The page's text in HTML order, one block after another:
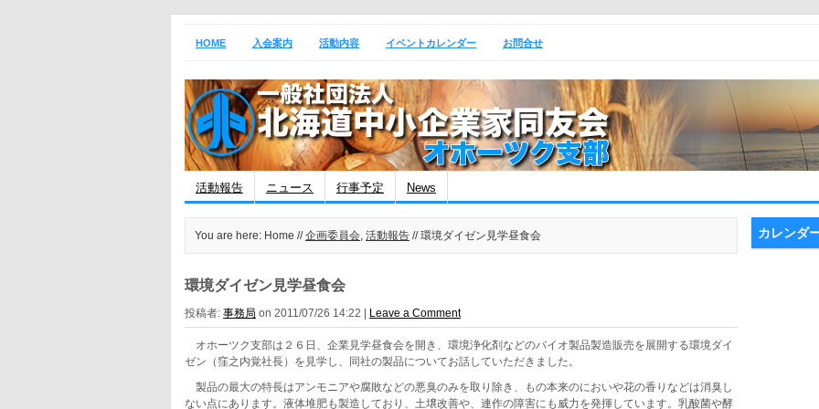
HOME 入会案内 活動内容 イベントカレンダー お問合せ
活動報告 ニュース 行事予定 News
You are here: Home //企画委員会, 活動報告 // 環境ダイゼン見学昼食会
環境ダイゼン見学昼食会
投稿者: 事務局 on 2011/07/26 14:22 | Leave a Comment
オホーツク支部は２６日、企業見学昼食会を開き、環境浄化剤などのバイオ製品製造販売を展開する環境ダイ
ゼン（窪之内覚社長）を見学し、同社の製品についてお話していただきました。
製品の最大の特長はアンモニアや腐敗などの悪臭のみを取り除き、もの本来のにおいや花の香りなどは消臭し
ない点にあります。液体堆肥も製造しており、土壌改善や、連作の障害にも威力を発揮しています。乳酸菌や酵
カレンダ